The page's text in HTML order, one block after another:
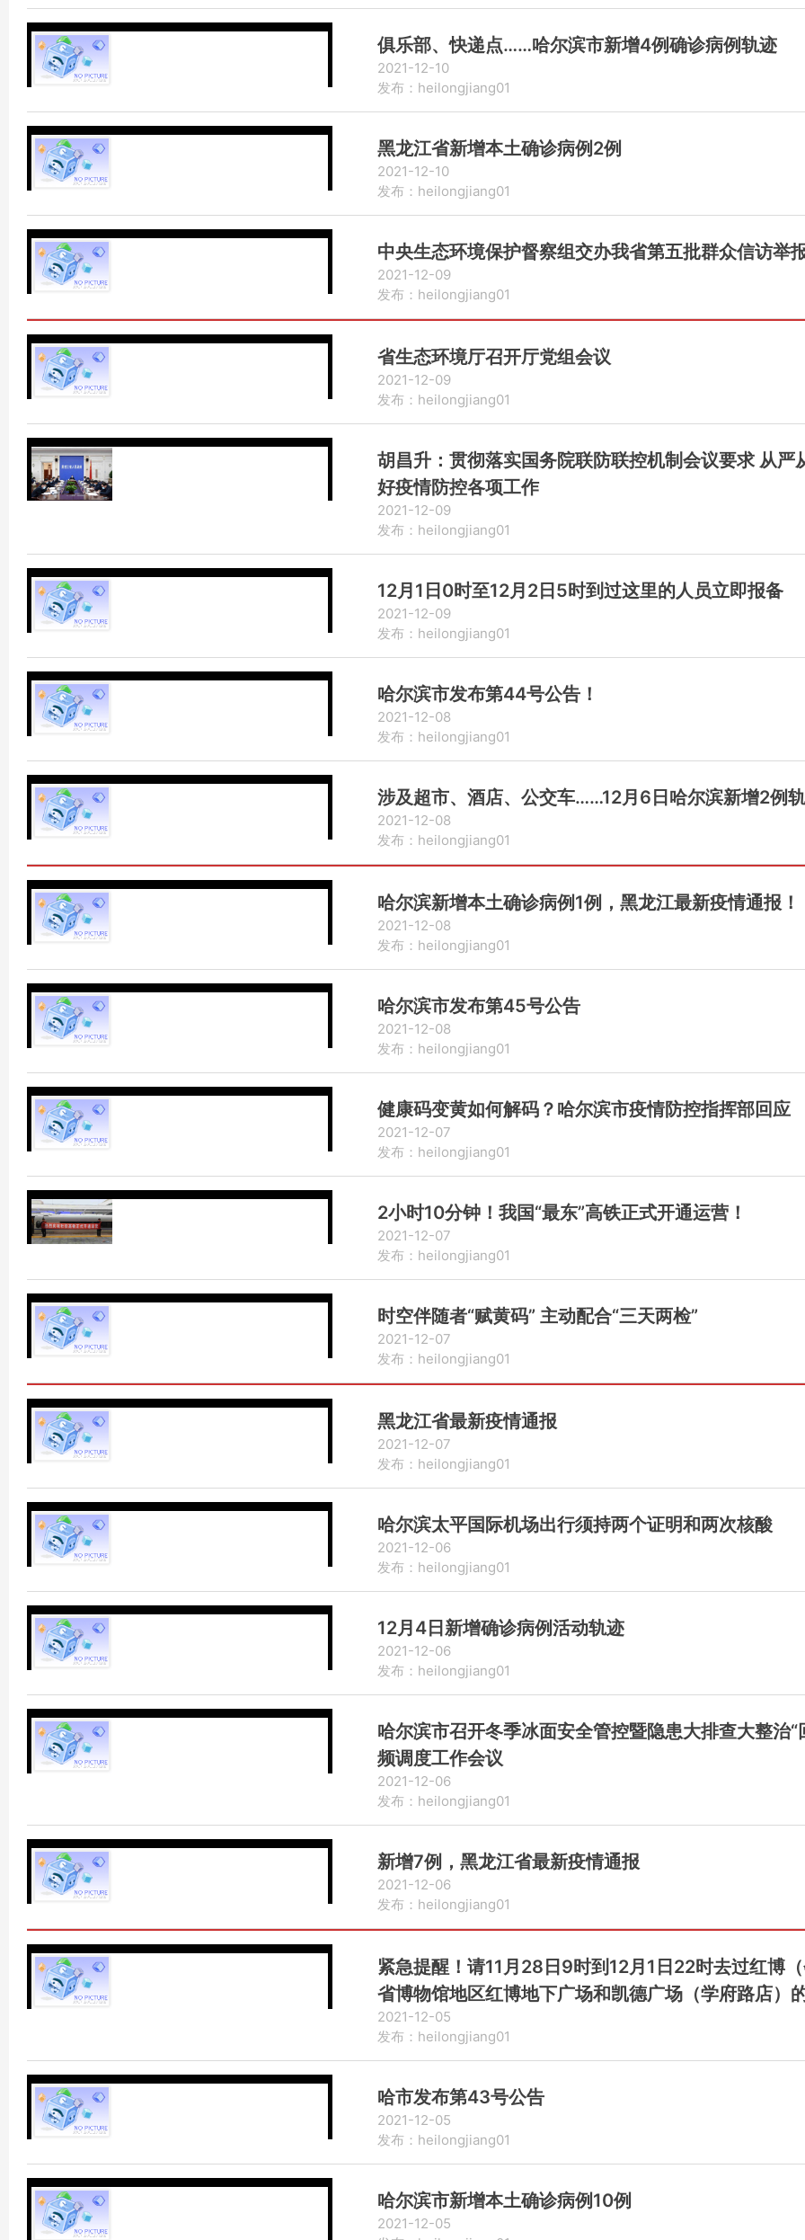
俱乐部、快递点……哈尔滨市新增4例确诊病例轨迹
2021-12-10
发布：heilongjiang01
黑龙江省新增本土确诊病例2例
2021-12-10
发布：heilongjiang01
中央生态环境保护督察组交办我省第五批群众信访举
2021-12-09
发布：heilongjiang01
省生态环境厅召开厅党组会议
2021-12-09
发布：heilongjiang01
胡昌升：贯彻落实国务院联防联控机制会议要求 从严
好疫情防控各项工作
2021-12-09
发布：heilongjiang01
12月1日0时至12月2日5时到过这里的人员立即报备
2021-12-09
发布：heilongjiang01
哈尔滨市发布第44号公告！
2021-12-08
发布：heilongjiang01
涉及超市、酒店、公交车……12月6日哈尔滨新增2例
2021-12-08
发布：heilongjiang01
哈尔滨新增本土确诊病例1例，黑龙江最新疫情通报！
2021-12-08
发布：heilongjiang01
哈尔滨市发布第45号公告
2021-12-08
发布：heilongjiang01
健康码变黄如何解码？哈尔滨市疫情防控指挥部回应
2021-12-07
发布：heilongjiang01
2小时10分钟！我国“最东”高铁正式开通运营！
2021-12-07
发布：heilongjiang01
时空伴随者“赋黄码” 主动配合“三天两检”
2021-12-07
发布：heilongjiang01
黑龙江省最新疫情通报
2021-12-07
发布：heilongjiang01
哈尔滨太平国际机场出行须持两个证明和两次核酸
2021-12-06
发布：heilongjiang01
12月4日新增确诊病例活动轨迹
2021-12-06
发布：heilongjiang01
哈尔滨市召开冬季冰面安全管控暨隐患大排查大整治“
频调度工作会议
2021-12-06
发布：heilongjiang01
新增7例，黑龙江省最新疫情通报
2021-12-06
发布：heilongjiang01
紧急提醒！请11月28日9时到12月1日22时去过红博
省博物馆地区红博地下广场和凯德广场（学府路店）
报备
2021-12-05
发布：heilongjiang01
哈市发布第43号公告
2021-12-05
发布：heilongjiang01
哈尔滨市新增本土确诊病例10例
2021-12-05